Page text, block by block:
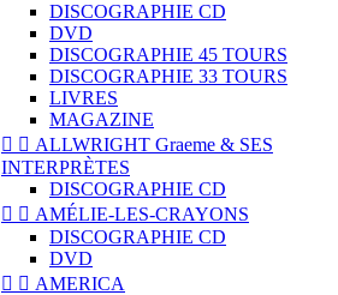
DISCOGRAPHIE CD
DVD
DISCOGRAPHIE 45 TOURS
DISCOGRAPHIE 33 TOURS
LIVRES
MAGAZINE
  ALLWRIGHT Graeme & SES
INTERPRÈTES
DISCOGRAPHIE CD
  AMÉLIE-LES-CRAYONS
DISCOGRAPHIE CD
DVD
  AMERICA